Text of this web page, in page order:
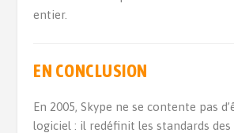
entier.
EN CONCLUSION
En 2005, Skype ne se contente pas
logiciel : il redéfinit les standards des